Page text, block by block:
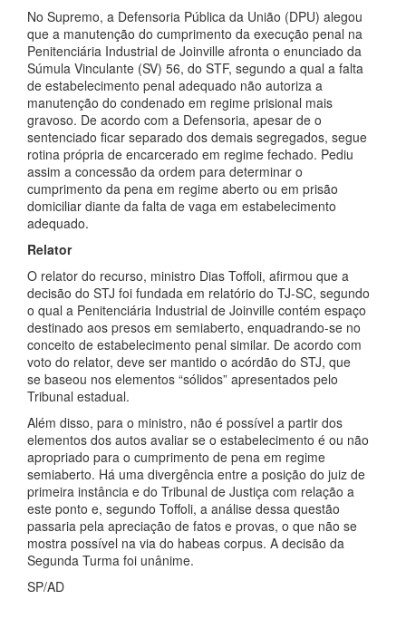
No Supremo, a Defensoria Pública da União (DPU) alegou
que a manutenção do cumprimento da execução penal na
Penitenciária Industrial de Joinville afronta o enunciado da
Súmula Vinculante (SV) 56, do STF, segundo a qual a falta
de estabelecimento penal adequado não autoriza a
manutenção do condenado em regime prisional mais
gravoso. De acordo com a Defensoria, apesar de o
sentenciado ficar separado dos demais segregados, segue
rotina própria de encarcerado em regime fechado. Pediu
assim a concessão da ordem para determinar o
cumprimento da pena em regime aberto ou em prisão
domiciliar diante da falta de vaga em estabelecimento
adequado.
Relator
O relator do recurso, ministro Dias Toffoli, afirmou que a
decisão do STJ foi fundada em relatório do TJ-SC, segundo
o qual a Penitenciária Industrial de Joinville contém espaço
destinado aos presos em semiaberto, enquadrando-se no
conceito de estabelecimento penal similar. De acordo com
voto do relator, deve ser mantido o acórdão do STJ, que
se baseou nos elementos “sólidos” apresentados pelo
Tribunal estadual.
Além disso, para o ministro, não é possível a partir dos
elementos dos autos avaliar se o estabelecimento é ou não
apropriado para o cumprimento de pena em regime
semiaberto. Há uma divergência entre a posição do juiz de
primeira instância e do Tribunal de Justiça com relação a
este ponto e, segundo Toffoli, a análise dessa questão
passaria pela apreciação de fatos e provas, o que não se
mostra possível na via do habeas corpus. A decisão da
Segunda Turma foi unânime.
SP/AD